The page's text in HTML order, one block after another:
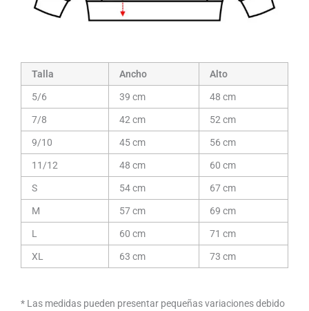
Talla Ancho Alto
5/6 39 cm 48 cm
7/8 42 cm 52 cm
9/10 45 cm 56 cm
11/12 48 cm 60 cm
S 54 cm 67 cm
M 57 cm 69 cm
L 60 cm 71 cm
XL 63 cm 73 cm
* Las medidas pueden presentar pequeñas variaciones debido